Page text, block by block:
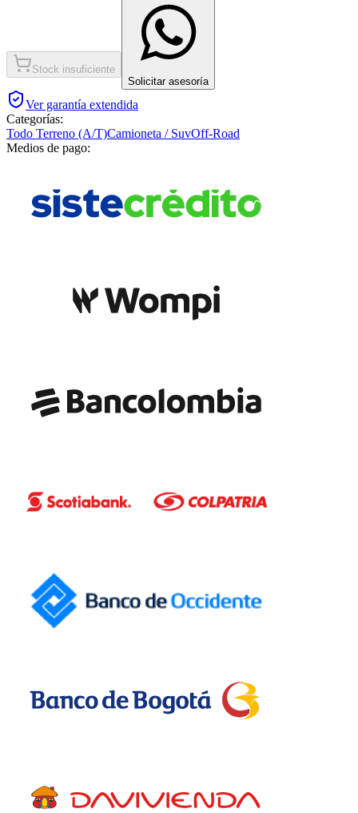
Stock insuficiente
Solicitar asesoría
Ver garantía extendida
Categorías:
Todo Terreno (A/T)Camioneta / SuvOff-Road
Medios de pago: